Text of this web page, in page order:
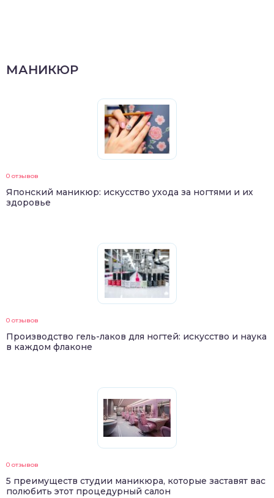
МАНИКЮР
0 отзывов
Японский маникюр: искусство ухода за ногтями и их
здоровье
0 отзывов
Производство гель-лаков для ногтей: искусство и наука
в каждом флаконе
0 отзывов
5 преимуществ студии маникюра, которые заставят вас
полюбить этот процедурный салон